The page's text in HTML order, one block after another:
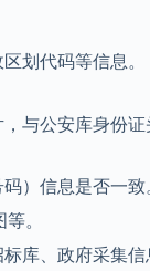
划代码等信息。
与公安库身份
）信息是否一致
。
库、政府采集